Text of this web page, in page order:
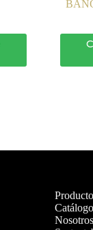
Nosotros